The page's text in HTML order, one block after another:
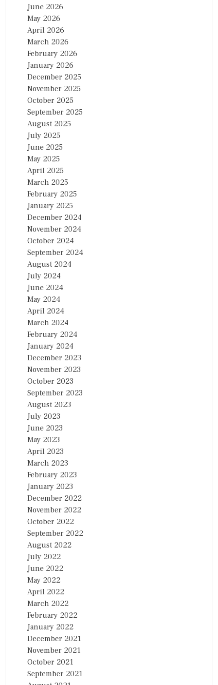
June 2026
May 2026
April 2026
March 2026
February 2026
January 2026
December 2025
November 2025
October 2025
September 2025
August 2025
July 2025
June 2025
May 2025
April 2025
March 2025
February 2025
January 2025
December 2024
November 2024
October 2024
September 2024
August 2024
July 2024
June 2024
May 2024
April 2024
March 2024
February 2024
January 2024
December 2023
November 2023
October 2023
September 2023
August 2023
July 2023
June 2023
May 2023
April 2023
March 2023
February 2023
January 2023
December 2022
November 2022
October 2022
September 2022
August 2022
July 2022
June 2022
May 2022
April 2022
March 2022
February 2022
January 2022
December 2021
November 2021
October 2021
September 2021